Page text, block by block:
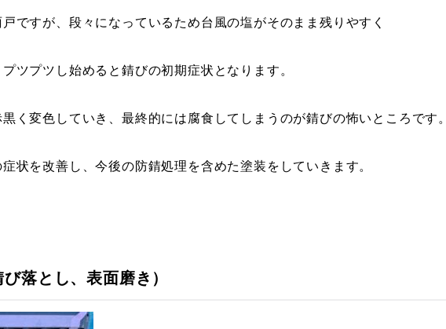
ですが、段々になっているため台風の塩がそのまま残りやすく
ツプツし始めると錆びの初期症状となります。
く変色していき、最終的には腐食してしまうのが錆びの怖いところです。
状を改善し、今後の防錆処理を含めた塗装をしていきます。
落とし、表面磨き）